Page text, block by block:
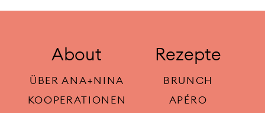
About
ÜBER ANA+NINA
KOOPERATIONEN
Rezepte
BRUNCH
APÉRO